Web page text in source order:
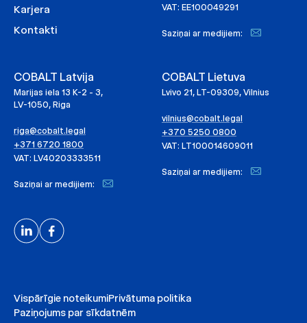
Karjera
Kontakti
VAT: EE100049291
Saziņai ar medijiem:
COBALT Latvija
Marijas iela 13 K-2 - 3,
LV-1050, Riga
riga@cobalt.legal
+371 6720 1800
VAT: LV40203333511
Saziņai ar medijiem:
COBALT Lietuva
Lvivo 21, LT-09309, Vilnius
vilnius@cobalt.legal
+370 5250 0800
VAT: LT100014609011
Saziņai ar medijiem:
Vispārīgie noteikumiPrivātuma politika
Paziņojums par sīkdatnēm